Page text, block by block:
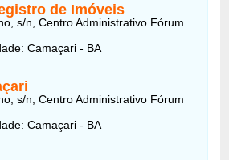
de Imóveis
s/n, Centro Administrativo Fórum
Camaçari - BA
s/n, Centro Administrativo Fórum
Camaçari - BA